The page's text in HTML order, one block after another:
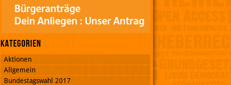
Kategorien
Aktionen
Allgemein
Bundestagswahl 2017